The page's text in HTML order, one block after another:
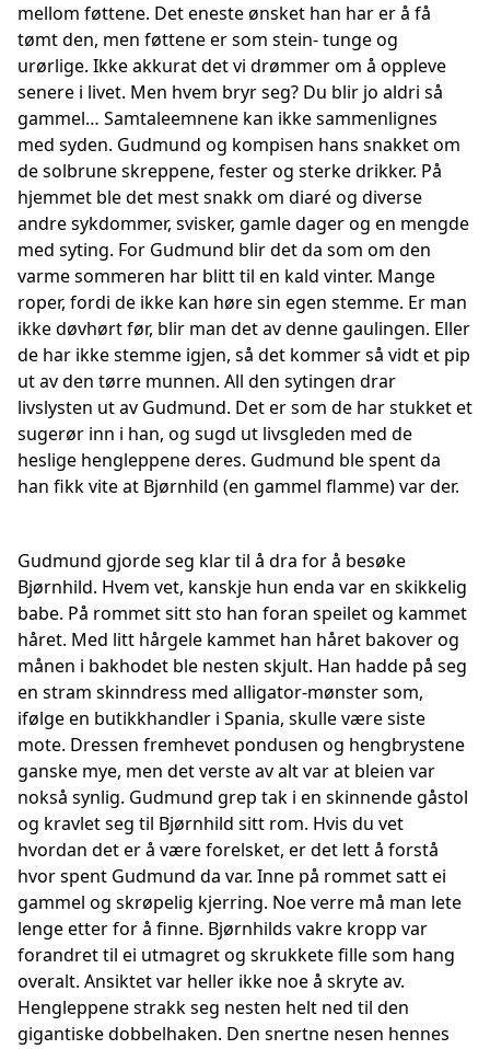
mellom føttene. Det eneste ønsket han har er å få
tømt den, men føttene er som stein- tunge og
urørlige. Ikke akkurat det vi drømmer om å oppleve
senere i livet. Men hvem bryr seg? Du blir jo aldri så
gammel… Samtaleemnene kan ikke sammenlignes
med syden. Gudmund og kompisen hans snakket om
de solbrune skreppene, fester og sterke drikker. På
hjemmet ble det mest snakk om diaré og diverse
andre sykdommer, svisker, gamle dager og en mengde
med syting. For Gudmund blir det da som om den
varme sommeren har blitt til en kald vinter. Mange
roper, fordi de ikke kan høre sin egen stemme. Er man
ikke døvhørt før, blir man det av denne gaulingen. Eller
de har ikke stemme igjen, så det kommer så vidt et pip
ut av den tørre munnen. All den sytingen drar
livslysten ut av Gudmund. Det er som de har stukket et
sugerør inn i han, og sugd ut livsgleden med de
heslige hengleppene deres. Gudmund ble spent da
han fikk vite at Bjørnhild (en gammel flamme) var der.
Gudmund gjorde seg klar til å dra for å besøke
Bjørnhild. Hvem vet, kanskje hun enda var en skikkelig
babe. På rommet sitt sto han foran speilet og kammet
håret. Med litt hårgele kammet han håret bakover og
månen i bakhodet ble nesten skjult. Han hadde på seg
en stram skinndress med alligator-mønster som,
ifølge en butikkhandler i Spania, skulle være siste
mote. Dressen fremhevet pondusen og hengbrystene
ganske mye, men det verste av alt var at bleien var
nokså synlig. Gudmund grep tak i en skinnende gåstol
og kravlet seg til Bjørnhild sitt rom. Hvis du vet
hvordan det er å være forelsket, er det lett å forstå
hvor spent Gudmund da var. Inne på rommet satt ei
gammel og skrøpelig kjerring. Noe verre må man lete
lenge etter for å finne. Bjørnhilds vakre kropp var
forandret til ei utmagret og skrukkete fille som hang
overalt. Ansiktet var heller ikke noe å skryte av.
Hengleppene strakk seg nesten helt ned til den
gigantiske dobbelhaken. Den snertne nesen hennes